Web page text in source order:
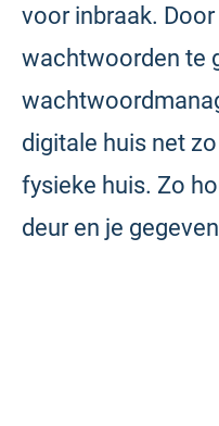
voor inbraak.
wachtwoorden te
digitale huis net
fysieke huis. Zo
deur en je